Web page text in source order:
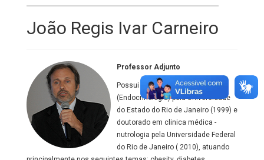
João Regis Ivar Carneiro
Professor Adjunto
Possui mestrado em Medicina
(Endocrinologia) pela Universidade
do Estado do Rio de Janeiro (1999) e
doutorado em clinica médica -
nutrologia pela Universidade Federal
do Rio de Janeiro ( 2010), atuando